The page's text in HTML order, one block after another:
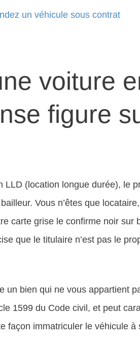
un véhicule sous contrat
voiture
figure
LLD (location longue durée), le
Vous n’êtes que
carte grise le confirme noir sur
que le titulaire n’est pas le
un bien qui ne vous appartient
1599 du Code civil, et peut
façon immatriculer le véhicule à